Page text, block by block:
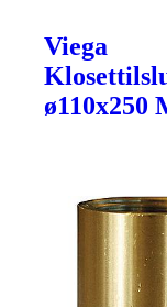
Viega
ø110x250